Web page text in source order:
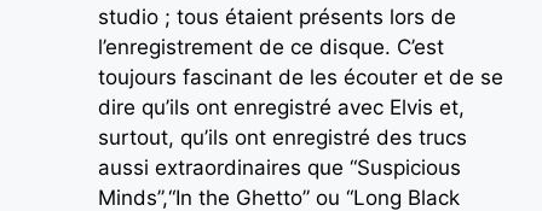
studio ; tous étaient présents lors de
l’enregistrement de ce disque. C’est
toujours fascinant de les écouter et de se
dire qu’ils ont enregistré avec Elvis et,
surtout, qu’ils ont enregistré des trucs
aussi extraordinaires que “Suspicious
Minds”,“In the Ghetto” ou “Long Black